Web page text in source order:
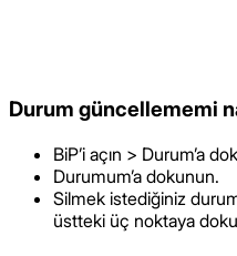
Durum güncellememi
BiP’i açın > Durum’a
Durumum’a dokunun.
Silmek istediğiniz
üstteki üç noktaya